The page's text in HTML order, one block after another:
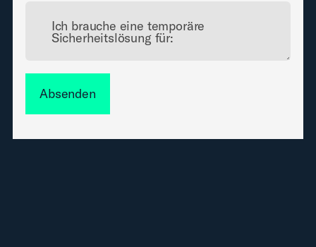
Ich brauche eine temporäre
Sicherheitslösung für:
Absenden